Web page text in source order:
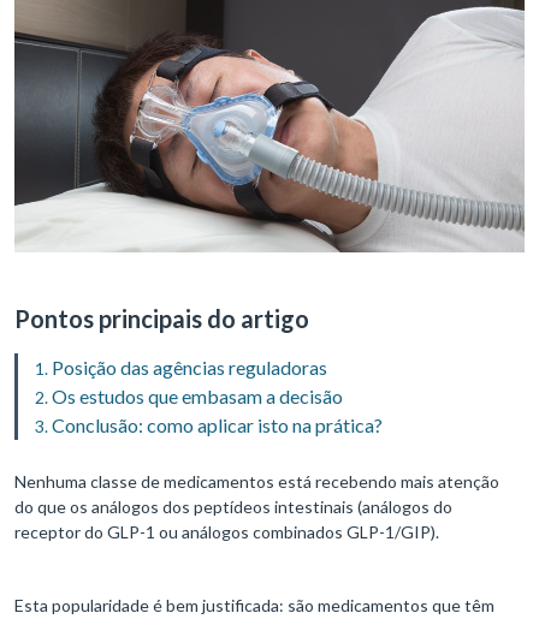
Pontos principais do artigo
Posição das agências reguladoras
Os estudos que embasam a decisão
Conclusão: como aplicar isto na prática?
Nenhuma classe de medicamentos está recebendo mais atenção
do que os análogos dos peptídeos intestinais (análogos do
receptor do GLP-1 ou análogos combinados GLP-1/GIP).
Esta popularidade é bem justificada: são medicamentos que têm